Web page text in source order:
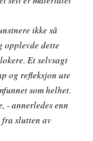
ikke så
opplevde dette
Et selvsagt
og refleksjon ute
som helhet.
- annerledes enn
fra slutten av